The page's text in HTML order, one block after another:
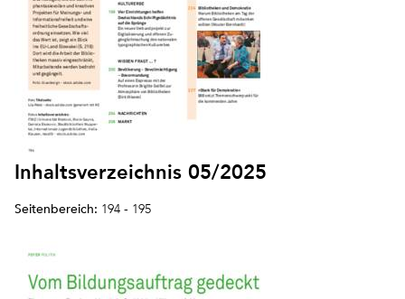
Inhaltsverzeichnis 05/2025
Seitenbereich: 194 - 195